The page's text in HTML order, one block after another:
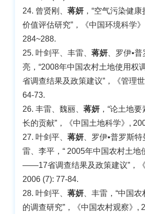
24. 曾贤刚、 蒋妍 ，“空气污染健
价值评估研究”，《中国环境科学
284~288.
25. 叶剑平、丰雷、 蒋妍 、罗伊•
亮，“2008年中国农村土地使用
省调查结果及政策建议”，《管理
64-73.
26. 丰雷、魏丽、 蒋妍 ，“论土地
长的贡献”，《中国土地科学》,
27. 叶剑平、 蒋妍 、罗伊•普罗斯
雷、李平，“ 2005年中国农村土地
——17省调查结果及政策建议”，
2006 (7): 77-84.
28. 叶剑平、 蒋妍 、丰雷，“中国
的调查研究”，《中国农村观察》,